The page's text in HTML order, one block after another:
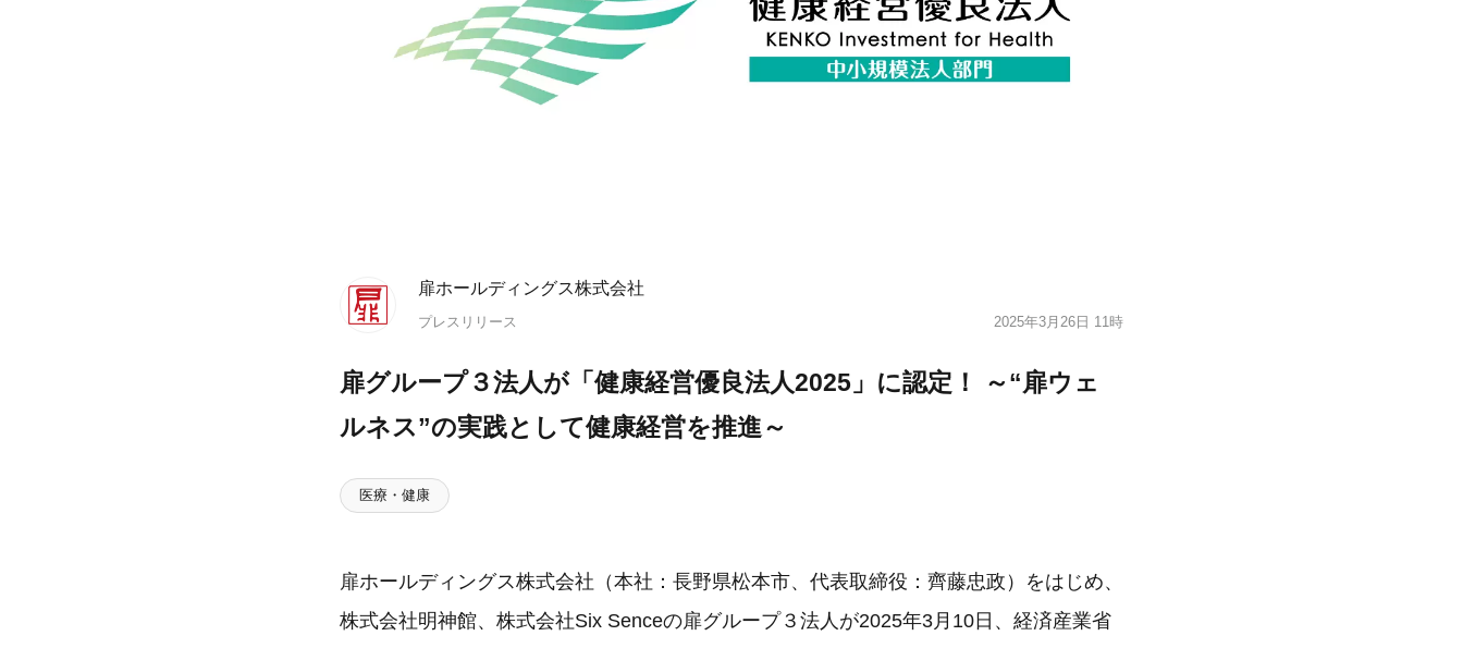
扉ホールディングス株式会社
プレスリリース 2025年3月26日 11時
扉グループ３法人が「健康経営優良法人2025」に認定！ ～“扉ウェ
ルネス”の実践として健康経営を推進～
医療・健康
扉ホールディングス株式会社（本社：長野県松本市、代表取締役：齊藤忠政）をはじめ、
株式会社明神館、株式会社Six Senceの扉グループ３法人が2025年3月10日、経済産業省